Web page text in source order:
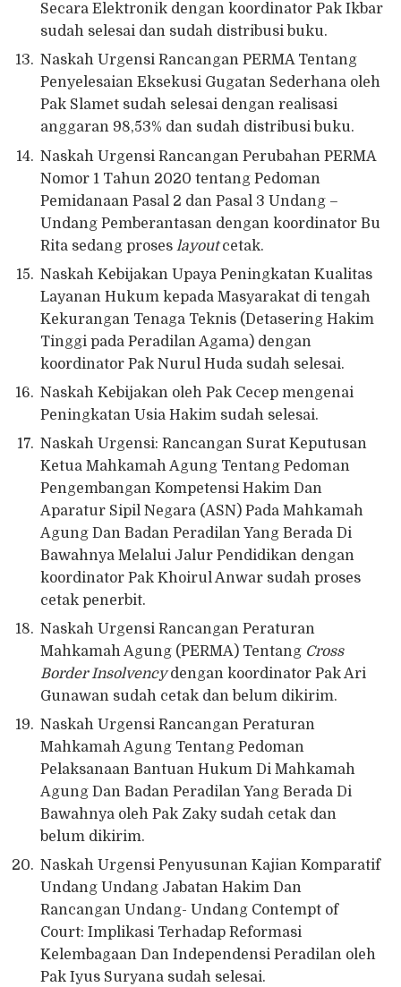
Secara Elektronik dengan koordinator Pak Ikbar
sudah selesai dan sudah distribusi buku.
Naskah Urgensi Rancangan PERMA Tentang
Penyelesaian Eksekusi Gugatan Sederhana oleh
Pak Slamet sudah selesai dengan realisasi
anggaran 98,53% dan sudah distribusi buku.
Naskah Urgensi Rancangan Perubahan PERMA
Nomor 1 Tahun 2020 tentang Pedoman
Pemidanaan Pasal 2 dan Pasal 3 Undang –
Undang Pemberantasan dengan koordinator Bu
Rita sedang proses layoutcetak.
Naskah Kebijakan Upaya Peningkatan Kualitas
Layanan Hukum kepada Masyarakat di tengah
Kekurangan Tenaga Teknis (Detasering Hakim
Tinggi pada Peradilan Agama) dengan
koordinator Pak Nurul Huda sudah selesai.
Naskah Kebijakan oleh Pak Cecep mengenai
Peningkatan Usia Hakim sudah selesai.
Naskah Urgensi: Rancangan Surat Keputusan
Ketua Mahkamah Agung Tentang Pedoman
Pengembangan Kompetensi Hakim Dan
Aparatur Sipil Negara (ASN) Pada Mahkamah
Agung Dan Badan Peradilan Yang Berada Di
Bawahnya Melalui Jalur Pendidikan dengan
koordinator Pak Khoirul Anwar sudah proses
cetak penerbit.
Naskah Urgensi Rancangan Peraturan
Mahkamah Agung (PERMA) Tentang Cross
Border Insolvencydengan koordinator Pak Ari
Gunawan sudah cetak dan belum dikirim.
Naskah Urgensi Rancangan Peraturan
Mahkamah Agung Tentang Pedoman
Pelaksanaan Bantuan Hukum Di Mahkamah
Agung Dan Badan Peradilan Yang Berada Di
Bawahnya oleh Pak Zaky sudah cetak dan
belum dikirim.
Naskah Urgensi Penyusunan Kajian Komparatif
Undang Undang Jabatan Hakim Dan
Rancangan Undang- Undang Contempt of
Court: Implikasi Terhadap Reformasi
Kelembagaan Dan Independensi Peradilan oleh
Pak Iyus Suryana sudah selesai.